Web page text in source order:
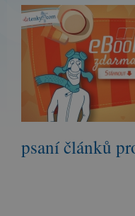
psaní článků